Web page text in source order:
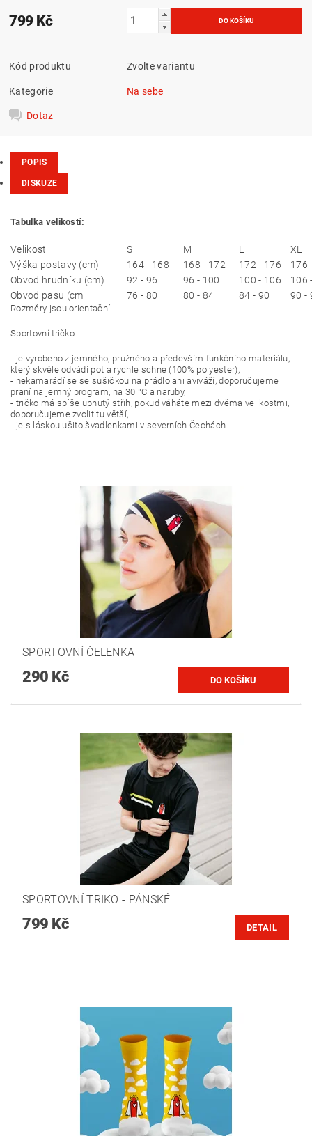
799 Kč
Kód produktu Zvolte variantu
Kategorie Na sebe
Dotaz
POPIS
DISKUZE
Tabulka velikostí:
Velikost S M L
XL
Výška postavy (cm)
164 - 168 168 - 172 172 - 176
176
Obvod hrudníku (cm)
92 - 96 96 - 100 100 - 106
106
Obvod pasu (cm
76 - 80 80 - 84 84 - 90 90 -
Rozměry jsou orientační.
Sportovní tričko:
- je vyrobeno z jemného, pružného a především funkčního materiálu,
který skvěle odvádí pot a rychle schne (100% polyester),
- nekamarádí se se sušičkou na prádlo ani aviváží, doporučujeme
praní na jemný program, na 30 °C a naruby,
- tričko má spíše upnutý střih, pokud váháte mezi dvěma velikostmi,
doporučujeme zvolit tu větší,
- je s láskou ušito švadlenkami v severních Čechách.
SPORTOVNÍ ČELENKA
290 Kč
SPORTOVNÍ TRIKO - PÁNSKÉ
799 Kč DETAIL